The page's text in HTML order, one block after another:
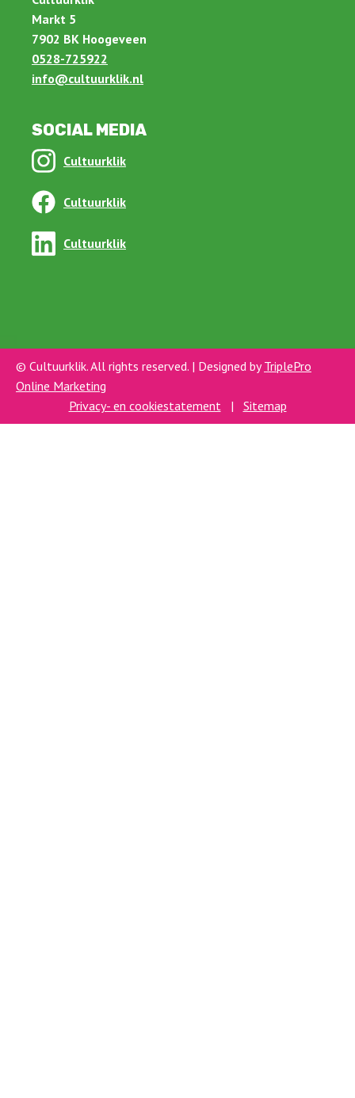
Markt 5
7902 BK Hoogeveen
0528-725922
info@cultuurklik.nl
SOCIAL MEDIA
Cultuurklik
Cultuurklik
Cultuurklik
© Cultuurklik. All rights reserved. | Designed byTriplePro
Online Marketing
Privacy- en cookiestatement | Sitemap